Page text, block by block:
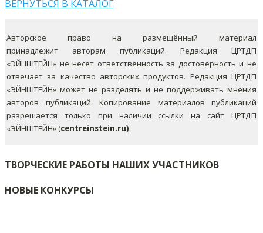
ВЕРНУТЬСЯ В КАТАЛОГ
Авторское право на размещённый материал
принадлежит авторам публикаций. Редакция ЦРТДП
«ЭЙНШТЕЙН» не несет ответственность за достоверность и не
отвечает за качество авторских продуктов. Редакция ЦРТДП
«ЭЙНШТЕЙН» может не разделять и не поддерживать мнения
авторов публикаций. Копирование материалов публикаций
разрешается только при наличии ссылки на сайт ЦРТДП
«ЭЙНШТЕЙН» (centreinstein.ru).
ТВОРЧЕСКИЕ РАБОТЫ НАШИХ УЧАСТНИКОВ
НОВЫЕ КОНКУРСЫ